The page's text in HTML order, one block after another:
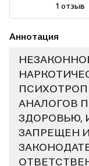
1 отзыв
Аннотация
АНАЛОГОВ
ЗДОРОВЬЮ,
ЗАПРЕЩЕН